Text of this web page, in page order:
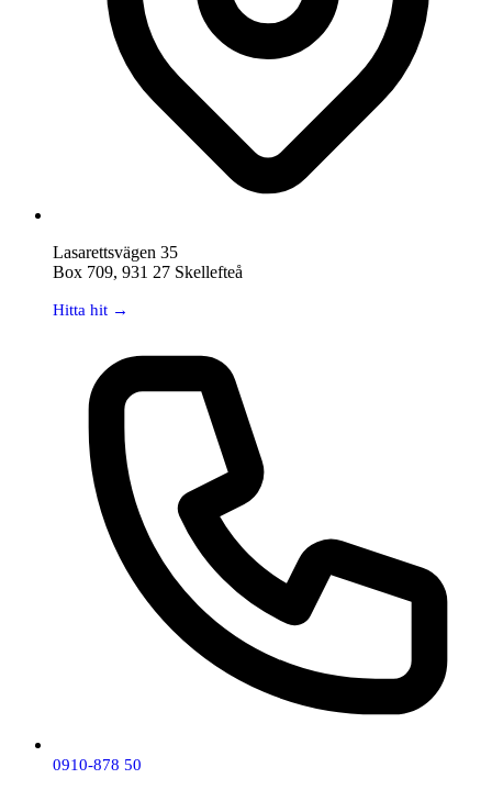
Lasarettsvägen 35
Box 709, 931 27 Skellefteå
Hitta hit →
0910-878 50